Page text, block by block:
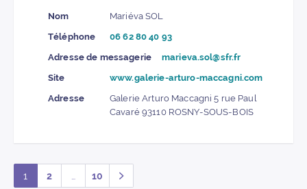
Nom
Mariéva SOL
Téléphone
06 62 80 40 93
Adresse de messagerie
marieva.sol@sfr.fr
Site
www.galerie-arturo-maccagni.com
Adresse
Galerie Arturo Maccagni 5 rue Paul
Cavaré 93110 ROSNY-SOUS-BOIS
Pagination des publications
Page
1
Page
2
Page
10